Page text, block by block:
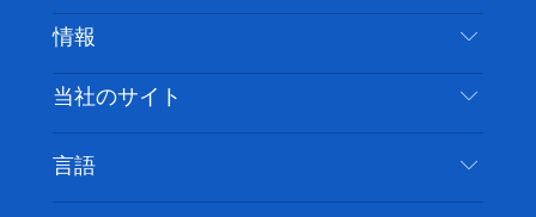
ブ
ッ
ク
ー
ー
グ
ム
ト
ク
ス
ト
免責事項
クッキーに関する通知
目的地
やるべきこと
イベント
宿泊施設
情報
旅行情報
アクセシブルシドニー
ビジネスを登録する
当社のサイト
言語